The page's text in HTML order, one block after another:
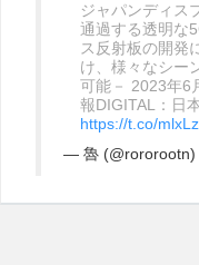
ジャパンディス
通過する透明な
ス反射板の開発
け、様々なシー
可能－ 2023年6
報DIGITAL：日
https://t.co/
— 魯 (@rororootn)